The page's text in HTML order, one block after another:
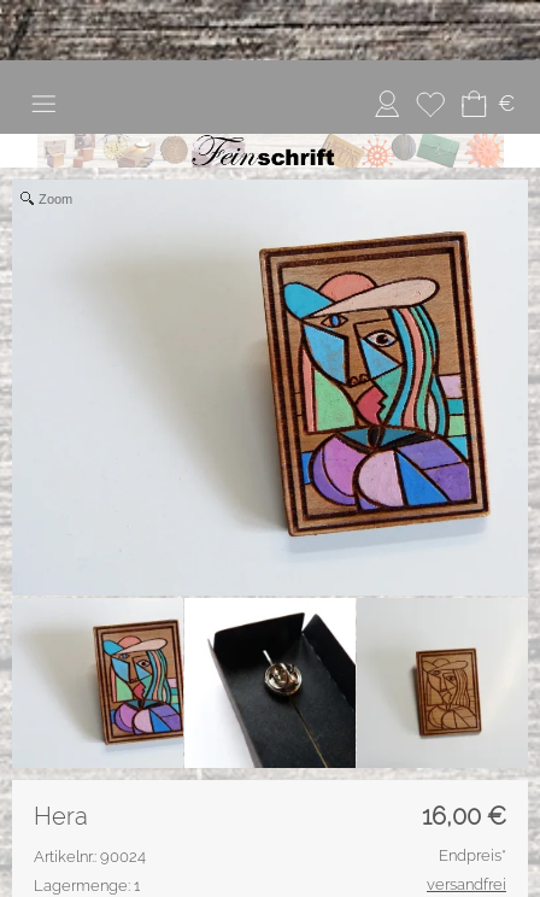
€
Zoom
16,00 €
Hera
Artikelnr.: 90024
Lagermenge: 1
Endpreis*
versandfrei